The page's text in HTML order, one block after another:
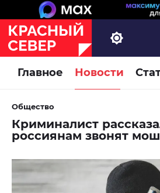
Главное Новости
Общество
Криминалист
россиянам звонят